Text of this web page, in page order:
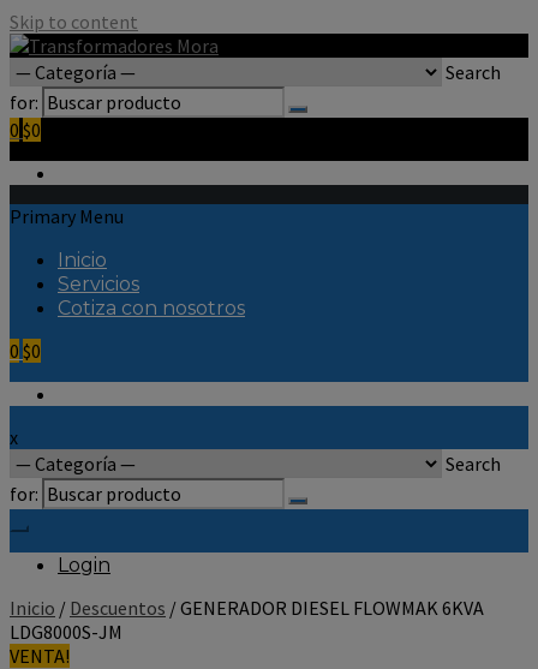
Skip to content
Search
for:
0 $0
Primary Menu
Inicio
Servicios
Cotiza con nosotros
0 $0
x
Search
for:
Login
Inicio / Descuentos / GENERADOR DIESEL FLOWMAK 6KVA
LDG8000S-JM
VENTA!